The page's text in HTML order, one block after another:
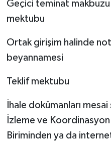
Geçici teminat
mektubu
Ortak girişim halinde
beyannamesi
Teklif mektubu
İhale dokümanları
İzleme ve Koordinasyon
Biriminden ya da